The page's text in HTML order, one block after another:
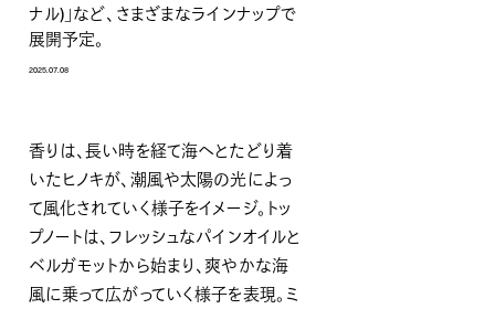
ナル)」など、さまざまなラインナップで
展開予定。
2025.07.08
香りは、長い時を経て海へとたどり着
いたヒノキが、潮風や太陽の光によっ
て風化されていく様子をイメージ。トッ
プノートは、フレッシュなパインオイルと
ベルガモットから始まり、爽やかな海
風に乗って広がっていく様子を表現。ミ